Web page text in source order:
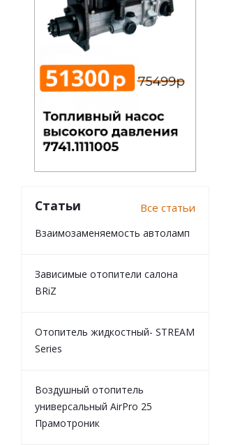
Статьи Все статьи
Взаимозаменяемость автоламп
Зависимые отопители салона
BRiZ
Отопитель жидкостный- STREAM
Series
Воздушный отопитель
универсальный AirPro 25
Прамотроник